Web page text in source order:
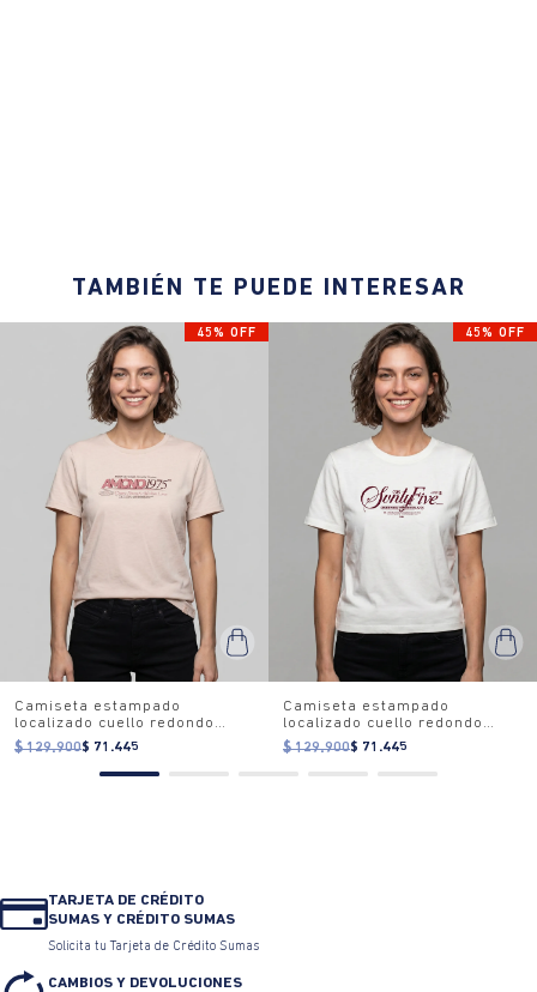
TAMBIÉN TE PUEDE INTERESAR
45% OFF
Camiseta estampado
localizado cuello redondo
para mujer
$ 129.900$ 71.445
45% OFF
Camiseta estampado
localizado cuello redondo
para mujer
$ 129.900$ 71.445
TARJETA DE CRÉDITO
SUMAS Y CRÉDITO SUMAS
Solicita tu Tarjeta de Crédito Sumas
CAMBIOS Y DEVOLUCIONES